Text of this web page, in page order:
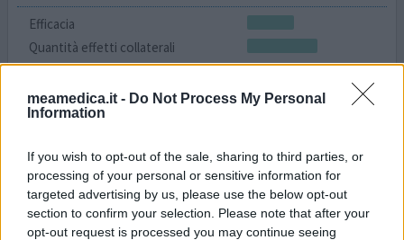
meamedica.it - Do Not Process My Personal
Information
If you wish to opt-out of the sale, sharing to third parties, or
processing of your personal or sensitive information for
targeted advertising by us, please use the below opt-out
section to confirm your selection. Please note that after your
opt-out request is processed you may continue seeing
Efficacia
Quantità effetti collaterali
Buongiorno sono ricoverata da Giovedi in ospedale x un
focolaio ai polmoni oltre a tt le pastiglie ch prendo x la
manca proprio l appetito nn mi va nulla ....... è capitato
anche a voi ?
dai opinione 0 reazioni